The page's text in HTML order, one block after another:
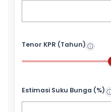
Tenor KPR (Tahun)
Estimasi Suku Bunga (%)